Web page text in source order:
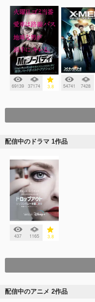
69139 37174 3.8 54741 7428
配信中のドラマ 1作品
437 1165 3.8
配信中のアニメ 2作品